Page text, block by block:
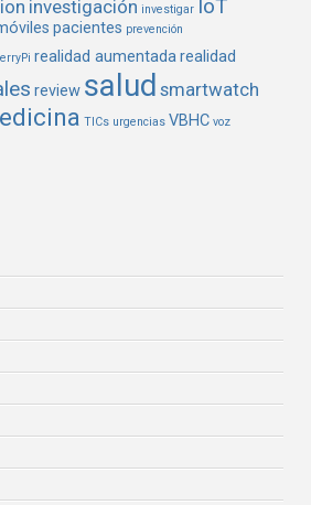
investigación investigar IoT
pacientes prevención
realidad aumentadarealidad
review salud smartwatch
TICs urgencias VBHC voz